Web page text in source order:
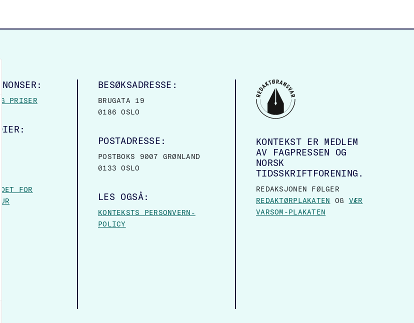
PRISER
FOR
BESØKSADRESSE:
BRUGATA 19
0186 OSLO
POSTADRESSE:
POSTBOKS 9007 GRØNLAND
0133 OSLO
LES OGSÅ:
KONTEKSTS PERSONVERN-
POLICY
KONTEKST ER MEDLEM
AV FAGPRESSEN OG
NORSK
TIDSSKRIFTFORENING.
REDAKSJONEN FØLGER
REDAKTØRPLAKATEN OG VÆR
VARSOM-PLAKATEN